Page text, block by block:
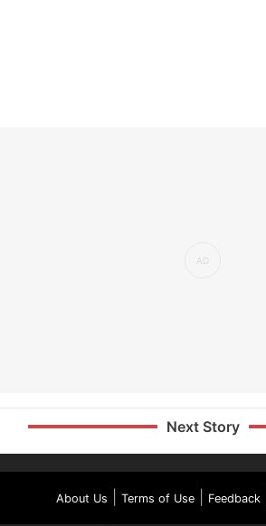
Next Story
About Us Terms of Use| Feedback|